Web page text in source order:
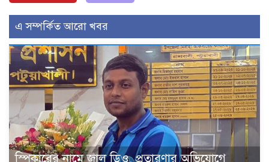
এ সম্পর্কিত আরো খবর
স্পিকারের নামে জাল ডিও, প্রতারণার অভিযোগে